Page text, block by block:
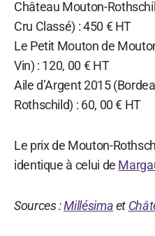
Château Mouton-
Cru Classé) : 450 € HT
Le Petit Mouton de
Vin) : 120, 00 € HT
Aile d’Argent 2015
Rothschild) : 60, 00 € HT
Le prix de Mouton-
identique à celui de
Sources :Millésimaet